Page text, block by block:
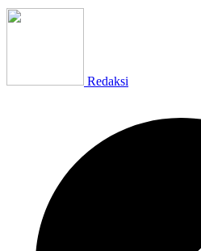
Redaksi